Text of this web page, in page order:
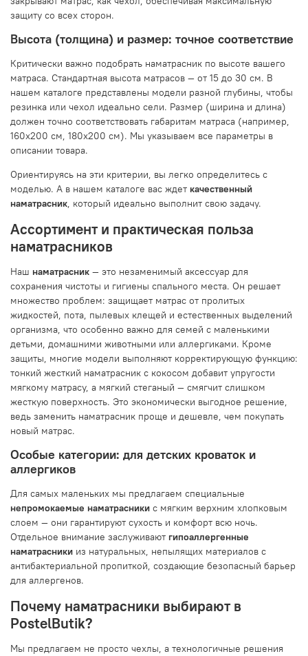
защиту со всех сторон.
Высота (толщина) и размер: точное соответствие
Критически важно подобрать наматрасник по высоте вашего
матраса. Стандартная высота матрасов — от 15 до 30 см. В
нашем каталоге представлены модели разной глубины, чтобы
резинка или чехол идеально сели. Размер (ширина и длина)
должен точно соответствовать габаритам матраса (например,
160x200 см, 180x200 см). Мы указываем все параметры в
описании товара.
Ориентируясь на эти критерии, вы легко определитесь с
моделью. А в нашем каталоге вас ждет качественный
наматрасник, который идеально выполнит свою задачу.
Ассортимент и практическая польза
наматрасников
Наш наматрасник — это незаменимый аксессуар для
сохранения чистоты и гигиены спального места. Он решает
множество проблем: защищает матрас от пролитых
жидкостей, пота, пылевых клещей и естественных выделений
организма, что особенно важно для семей с маленькими
детьми, домашними животными или аллергиками. Кроме
защиты, многие модели выполняют корректирующую функцию:
тонкий жесткий наматрасник с кокосом добавит упругости
мягкому матрасу, а мягкий стеганый — смягчит слишком
жесткую поверхность. Это экономически выгодное решение,
ведь заменить наматрасник проще и дешевле, чем покупать
новый матрас.
Особые категории: для детских кроваток и
аллергиков
Для самых маленьких мы предлагаем специальные
непромокаемые наматрасники с мягким верхним хлопковым
слоем — они гарантируют сухость и комфорт всю ночь.
Отдельное внимание заслуживают гипоаллергенные
наматрасники из натуральных, непылящих материалов с
антибактериальной пропиткой, создающие безопасный барьер
для аллергенов.
Почему наматрасники выбирают в
PostelButik?
Мы предлагаем не просто чехлы, а технологичные решения